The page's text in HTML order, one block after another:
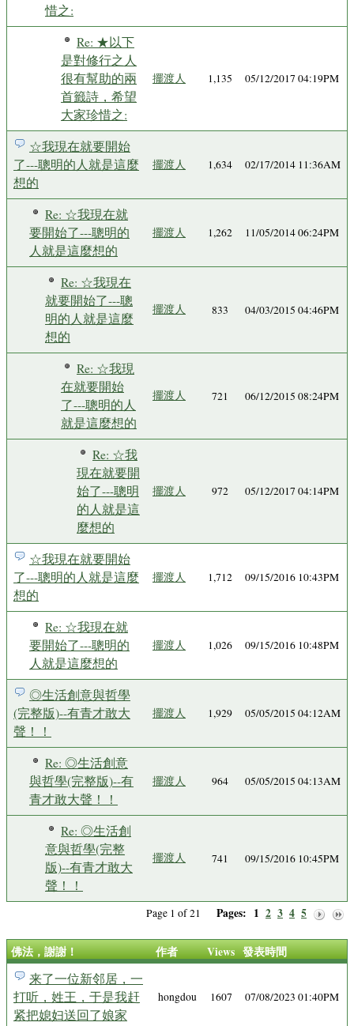
惜之:
Re: ★以下
是對修行之人
很有幫助的兩
首籤詩，希望
大家珍惜之:
擺渡人 1,135 05/12/2017 04:19PM
☆我現在就要開始
了---聰明的人就是這麼
想的
擺渡人 1,634 02/17/2014 11:36AM
Re: ☆我現在就
要開始了---聰明的
人就是這麼想的
擺渡人 1,262 11/05/2014 06:24PM
Re: ☆我現在
就要開始了---聰
明的人就是這麼
想的
擺渡人 833 04/03/2015 04:46PM
Re: ☆我現
在就要開始
了---聰明的人
就是這麼想的
擺渡人 721 06/12/2015 08:24PM
Re: ☆我
現在就要開
始了---聰明
的人就是這
麼想的
擺渡人 972 05/12/2017 04:14PM
☆我現在就要開始
了---聰明的人就是這麼
想的
擺渡人 1,712 09/15/2016 10:43PM
Re: ☆我現在就
要開始了---聰明的
人就是這麼想的
擺渡人 1,026 09/15/2016 10:48PM
◎生活創意與哲學
(完整版)--有青才敢大
聲！！
擺渡人 1,929 05/05/2015 04:12AM
Re: ◎生活創意
與哲學(完整版)--有
青才敢大聲！！
擺渡人 964 05/05/2015 04:13AM
Re: ◎生活創
意與哲學(完整
版)--有青才敢大
聲！！
擺渡人 741 09/15/2016 10:45PM
Page 1 of 21 Pages: 1 2 3 4 5
佛法，謝謝！ 作者 Views 發表時間
来了一位新邻居，一
打听，姓王，于是我赶
紧把媳妇送回了娘家
hongdou 1607 07/08/2023 01:40PM